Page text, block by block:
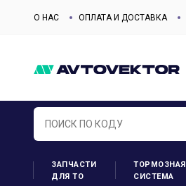
О НАС ОПЛАТА И ДОСТАВКА
ЗАПЧАСТИ
ДЛЯ ТО
ТОРМОЗНАЯ
СИСТЕМА